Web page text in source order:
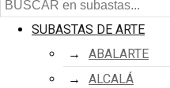
SUBASTAS DE ARTE
ABALARTE
ALCALÁ